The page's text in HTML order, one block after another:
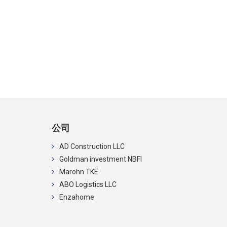
公司
AD Construction LLC
Goldman investment NBFI
Marohn TKE
ABO Logistics LLC
Enzahome